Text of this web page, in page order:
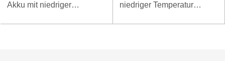
Akku mit niedriger
niedriger Temperatur